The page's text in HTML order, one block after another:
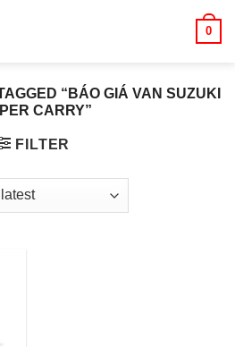
0
“BÁO GIÁ VAN SUZUKI
CARRY”
FILTER